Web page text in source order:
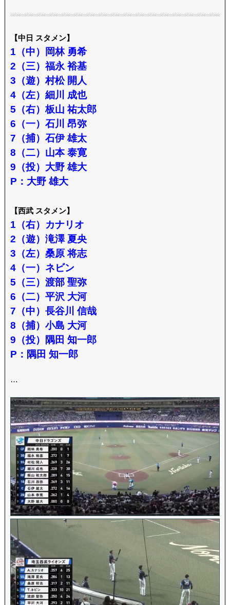
【中日 スタメン】
1（中）岡林 勇希
2（三）福永 裕基
3（遊）村松 開人
4（左）細川 成也
5（右）板山 祐太郎
6（一）石川 昂弥
7（捕）石伊 雄太
8（二）山本 泰寛
9（投）大野 雄大
P：大野 雄大
【西武 スタメン】
1（右）カナリオ
2（遊）滝澤 夏央
3（左）桑原 将志
4（一）ネビン
5（三）渡部 聖弥
6（二）平沢 大河
7（中）長谷川 信哉
8（捕）小島 大河
9（投）隅田 知一郎
P：隅田 知一郎
…